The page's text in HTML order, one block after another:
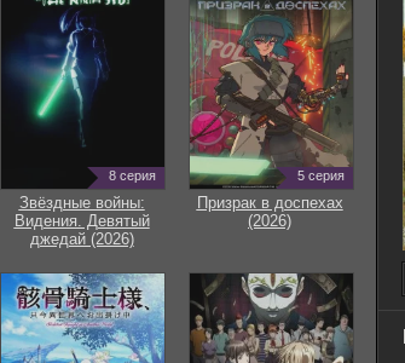
8 серия
Звёздные войны:
Видения. Девятый
джедай (2026)
5 серия
Призрак в доспехах
(2026)